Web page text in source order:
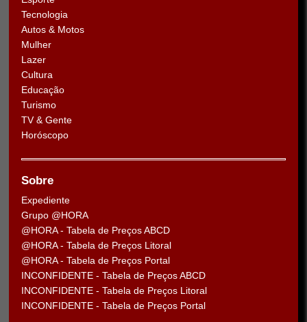
Tecnologia
Autos & Motos
Mulher
Lazer
Cultura
Educação
Turismo
TV & Gente
Horóscopo
Sobre
Expediente
Grupo @HORA
@HORA - Tabela de Preços ABCD
@HORA - Tabela de Preços Litoral
@HORA - Tabela de Preços Portal
INCONFIDENTE - Tabela de Preços ABCD
INCONFIDENTE - Tabela de Preços Litoral
INCONFIDENTE - Tabela de Preços Portal